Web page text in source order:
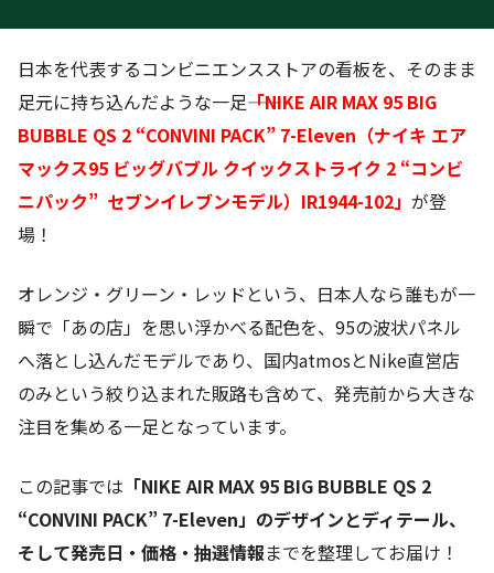
日本を代表するコンビニエンスストアの看板を、そのまま
足元に持ち込んだような一足――「NIKE AIR MAX 95 BIG
BUBBLE QS 2 “CONVINI PACK” 7-Eleven（ナイキ エア
マックス95 ビッグバブル クイックストライク 2 “コンビ
ニパック” セブンイレブンモデル）IR1944-102」 が登
場！
オレンジ・グリーン・レッドという、日本人なら誰もが一
瞬で「あの店」を思い浮かべる配色を、95の波状パネル
へ落とし込んだモデルであり、国内atmosとNike直営店
のみという絞り込まれた販路も含めて、発売前から大きな
注目を集める一足となっています。
この記事では 「NIKE AIR MAX 95 BIG BUBBLE QS 2
“CONVINI PACK” 7-Eleven」のデザインとディテール、
そして発売日・価格・抽選情報までを整理してお届け！